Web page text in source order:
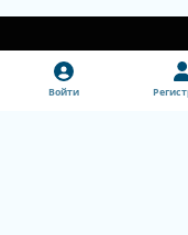
Light ModeDark ModeSystem
Войти